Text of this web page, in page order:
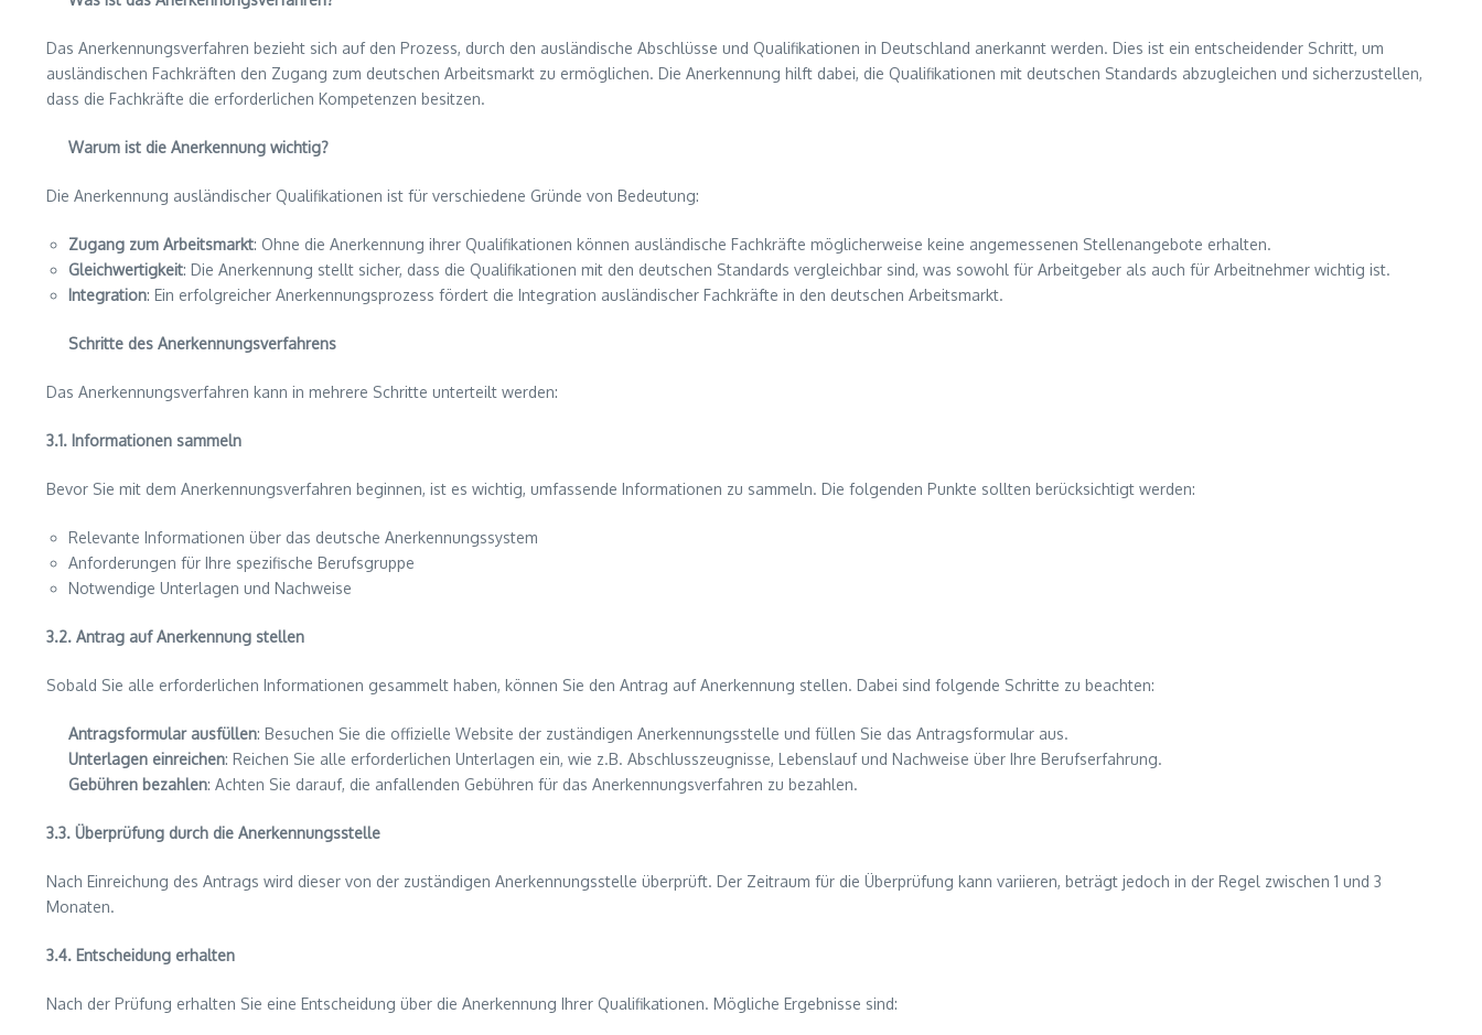
Das Anerkennungsverfahren bezieht sich auf den Prozess, durch den ausländische Abschlüsse und Qualifikationen in Deutschland anerkannt werden. Dies ist ein entscheidender Schritt, um
ausländischen Fachkräften den Zugang zum deutschen Arbeitsmarkt zu ermöglichen. Die Anerkennung hilft dabei, die Qualifikationen mit deutschen Standards abzugleichen und sicherzustellen,
dass die Fachkräfte die erforderlichen Kompetenzen besitzen.
Warum ist die Anerkennung wichtig?
Die Anerkennung ausländischer Qualifikationen ist für verschiedene Gründe von Bedeutung:
Zugang zum Arbeitsmarkt: Ohne die Anerkennung ihrer Qualifikationen können ausländische Fachkräfte möglicherweise keine angemessenen Stellenangebote erhalten.
Gleichwertigkeit: Die Anerkennung stellt sicher, dass die Qualifikationen mit den deutschen Standards vergleichbar sind, was sowohl für Arbeitgeber als auch für Arbeitnehmer wichtig ist.
Integration: Ein erfolgreicher Anerkennungsprozess fördert die Integration ausländischer Fachkräfte in den deutschen Arbeitsmarkt.
Schritte des Anerkennungsverfahrens
Das Anerkennungsverfahren kann in mehrere Schritte unterteilt werden:
3.1. Informationen sammeln
Bevor Sie mit dem Anerkennungsverfahren beginnen, ist es wichtig, umfassende Informationen zu sammeln. Die folgenden Punkte sollten berücksichtigt werden:
Relevante Informationen über das deutsche Anerkennungssystem
Anforderungen für Ihre spezifische Berufsgruppe
Notwendige Unterlagen und Nachweise
3.2. Antrag auf Anerkennung stellen
Sobald Sie alle erforderlichen Informationen gesammelt haben, können Sie den Antrag auf Anerkennung stellen. Dabei sind folgende Schritte zu beachten:
Antragsformular ausfüllen: Besuchen Sie die offizielle Website der zuständigen Anerkennungsstelle und füllen Sie das Antragsformular aus.
Unterlagen einreichen: Reichen Sie alle erforderlichen Unterlagen ein, wie z.B. Abschlusszeugnisse, Lebenslauf und Nachweise über Ihre Berufserfahrung.
Gebühren bezahlen: Achten Sie darauf, die anfallenden Gebühren für das Anerkennungsverfahren zu bezahlen.
3.3. Überprüfung durch die Anerkennungsstelle
Nach Einreichung des Antrags wird dieser von der zuständigen Anerkennungsstelle überprüft. Der Zeitraum für die Überprüfung kann variieren, beträgt jedoch in der Regel zwischen 1 und 3
Monaten.
3.4. Entscheidung erhalten
Nach der Prüfung erhalten Sie eine Entscheidung über die Anerkennung Ihrer Qualifikationen. Mögliche Ergebnisse sind: